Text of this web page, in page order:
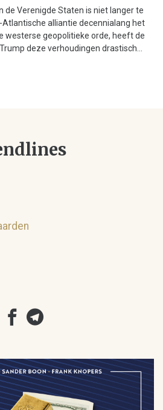
de Verenigde Staten is niet langer te
alliantie decennialang het
westerse geopolitieke orde, heeft de
deze verhoudingen drastisch...